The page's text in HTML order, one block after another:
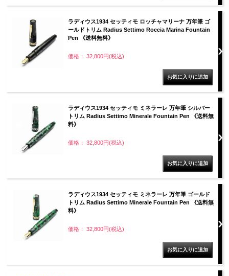
ラディウス1934 セッティモ ロッチャマリーナ 万年筆 ゴ
ールドトリム Radius Settimo Roccia Marina Fountain
Pen 《送料無料》
価格： 32,800円(税込)
ラディウス1934 セッティモ ミネラーレ 万年筆 シルバー
トリム Radius Settimo Minerale Fountain Pen 《送料無
料》
価格： 32,800円(税込)
ラディウス1934 セッティモ ミネラーレ 万年筆 ゴールド
トリム Radius Settimo Minerale Fountain Pen 《送料無
料》
価格： 32,800円(税込)